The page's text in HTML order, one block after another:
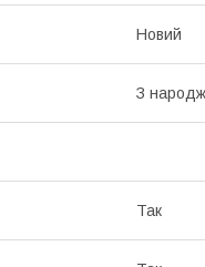
Новий
З
Так